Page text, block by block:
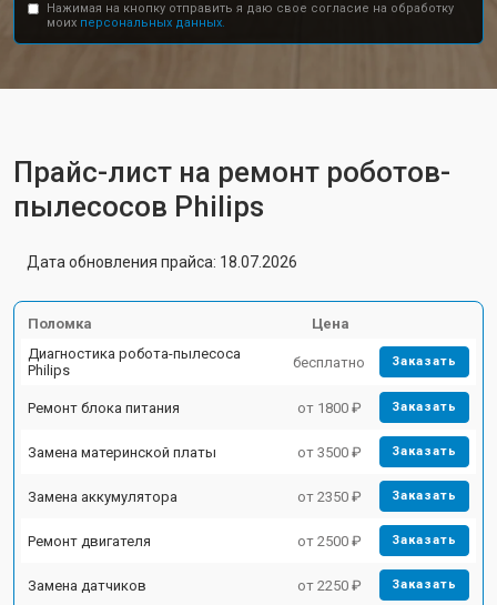
Нажимая на кнопку отправить я даю свое согласие на обработку
моих персональных данных.
Прайс-лист на ремонт роботов-
пылесосов Philips
Дата обновления прайса: 18.07.2026
Поломка
Цена
Диагностика робота-пылесоса
Philips
бесплатно Заказать
Ремонт блока питания от 1800 ₽ Заказать
Замена материнской платы от 3500 ₽ Заказать
Замена аккумулятора от 2350 ₽ Заказать
Ремонт двигателя от 2500 ₽ Заказать
Замена датчиков от 2250 ₽ Заказать